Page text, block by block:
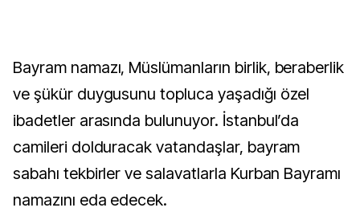
Bayram namazı, Müslümanların birlik, beraberlik
ve şükür duygusunu topluca yaşadığı özel
ibadetler arasında bulunuyor. İstanbul’da
camileri dolduracak vatandaşlar, bayram
sabahı tekbirler ve salavatlarla Kurban Bayramı
namazını eda edecek.